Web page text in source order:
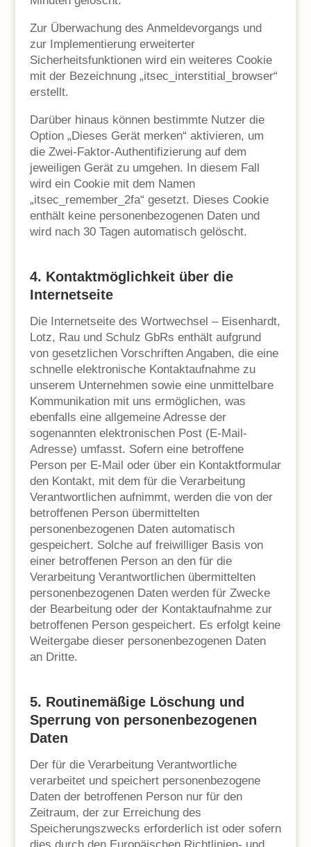
Zur Überwachung des Anmeldevorgangs und
zur Implementierung erweiterter
Sicherheitsfunktionen wird ein weiteres Cookie
mit der Bezeichnung „itsec_interstitial_browser“
erstellt.
Darüber hinaus können bestimmte Nutzer die
Option „Dieses Gerät merken“ aktivieren, um
die Zwei-Faktor-Authentifizierung auf dem
jeweiligen Gerät zu umgehen. In diesem Fall
wird ein Cookie mit dem Namen
„itsec_remember_2fa“ gesetzt. Dieses Cookie
enthält keine personenbezogenen Daten und
wird nach 30 Tagen automatisch gelöscht.
4. Kontaktmöglichkeit über die
Internetseite
Die Internetseite des Wortwechsel – Eisenhardt,
Lotz, Rau und Schulz GbRs enthält aufgrund
von gesetzlichen Vorschriften Angaben, die eine
schnelle elektronische Kontaktaufnahme zu
unserem Unternehmen sowie eine unmittelbare
Kommunikation mit uns ermöglichen, was
ebenfalls eine allgemeine Adresse der
sogenannten elektronischen Post (E-Mail-
Adresse) umfasst. Sofern eine betroffene
Person per E-Mail oder über ein Kontaktformular
den Kontakt, mit dem für die Verarbeitung
Verantwortlichen aufnimmt, werden die von der
betroffenen Person übermittelten
personenbezogenen Daten automatisch
gespeichert. Solche auf freiwilliger Basis von
einer betroffenen Person an den für die
Verarbeitung Verantwortlichen übermittelten
personenbezogenen Daten werden für Zwecke
der Bearbeitung oder der Kontaktaufnahme zur
betroffenen Person gespeichert. Es erfolgt keine
Weitergabe dieser personenbezogenen Daten
an Dritte.
5. Routinemäßige Löschung und
Sperrung von personenbezogenen
Daten
Der für die Verarbeitung Verantwortliche
verarbeitet und speichert personenbezogene
Daten der betroffenen Person nur für den
Zeitraum, der zur Erreichung des
Speicherungszwecks erforderlich ist oder sofern